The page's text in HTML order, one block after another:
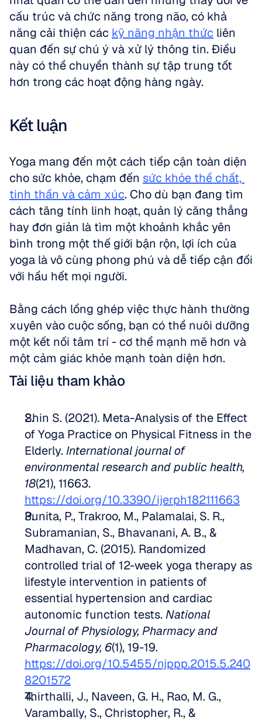
cấu trúc và chức năng trong não, có khả
năng cải thiện các kỹ năng nhận thức liên
quan đến sự chú ý và xử lý thông tin. Điều
này có thể chuyển thành sự tập trung tốt
hơn trong các hoạt động hàng ngày.
Kết luận
Yoga mang đến một cách tiếp cận toàn diện
cho sức khỏe, chạm đến sức khỏe thể chất,
tinh thần và cảm xúc. Cho dù bạn đang tìm
cách tăng tính linh hoạt, quản lý căng thẳng
hay đơn giản là tìm một khoảnh khắc yên
bình trong một thế giới bận rộn, lợi ích của
yoga là vô cùng phong phú và dễ tiếp cận đối
với hầu hết mọi người.
Bằng cách lồng ghép việc thực hành thường
xuyên vào cuộc sống, bạn có thể nuôi dưỡng
một kết nối tâm trí - cơ thể mạnh mẽ hơn và
một cảm giác khỏe mạnh toàn diện hơn.
Tài liệu tham khảo
Shin S. (2021). Meta-Analysis of the Effect
of Yoga Practice on Physical Fitness in the
Elderly. International journal of
environmental research and public health,
18
https://doi.org/10.3390/ijerph182111663
Punita, P., Trakroo, M., Palamalai, S. R.,
Subramanian, S., Bhavanani, A. B., &
Madhavan, C. (2015). Randomized
controlled trial of 12-week yoga therapy as
lifestyle intervention in patients of
essential hypertension and cardiac
autonomic function tests. National
Journal of Physiology, Pharmacy and
Pharmacology, 6
https://doi.org/10.5455/njppp.2015.5.240
8201572
Thirthalli, J., Naveen, G. H., Rao, M. G.,
Varambally, S., Christopher, R., &